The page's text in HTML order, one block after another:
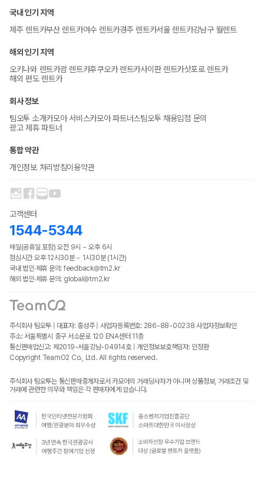
국내 인기 지역
제주 렌트카부산 렌트카여수 렌트카경주 렌트카서울 렌트카강남구 월렌트
해외 인기 지역
오키나와 렌트카괌 렌트카후쿠오카 렌트카사이판 렌트카삿포로 렌트카
해외 편도 렌트카
회사 정보
팀오투 소개카모아 서비스카모아 파트너스팀오투 채용입점 문의
광고 제휴 파트너
통합 약관
개인정보 처리방침이용약관
고객센터
1544-5344
매일(공휴일 포함) 오전 9시 ~ 오후 6시
점심시간 오후 12시30분 ~ 1시30분 (1시간)
국내 법인·제휴 문의: feedback@tm2.kr
해외 법인·제휴 문의: global@tm2.kr
주식회사 팀오투 | 대표자: 홍성주 | 사업자등록번호: 286-88-00238 사업자정보확인
주소: 서울특별시 중구 서소문로 120 ENA센터 11층
통신판매업신고: 제2019-서울강남-04914호 | 개인정보보호책임자: 인정환
Copyright TeamO2 Co., Ltd. All rights reserved.
주식회사 팀오투는 통신판매중개자로서 카모아의 거래당사자가 아니며 상품정보, 거래조건 및
거래에 관련한 의무와 책임은 각 판매자에게 있습니다.